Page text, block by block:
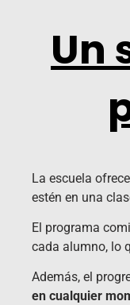
Un
La escuela
estén en una
El programa
cada alumno, lo
Además, el
en cualquier